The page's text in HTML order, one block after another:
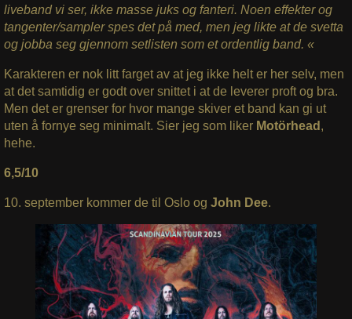
liveband vi ser, ikke masse juks og fanteri. Noen effekter og
tangenter/sampler spes det på med, men jeg likte at de svetta
og jobba seg gjennom setlisten som et ordentlig band. «
Karakteren er nok litt farget av at jeg ikke helt er her selv, men
at det samtidig er godt over snittet i at de leverer proft og bra.
Men det er grenser for hvor mange skiver et band kan gi ut
uten å fornye seg minimalt. Sier jeg som liker Motörhead ,
hehe.
6,5/10
10. september kommer de til Oslo og John Dee.